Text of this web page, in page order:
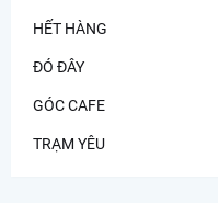
HẾT HÀNG
ĐÓ ĐÂY
GÓC CAFE
TRẠM YÊU